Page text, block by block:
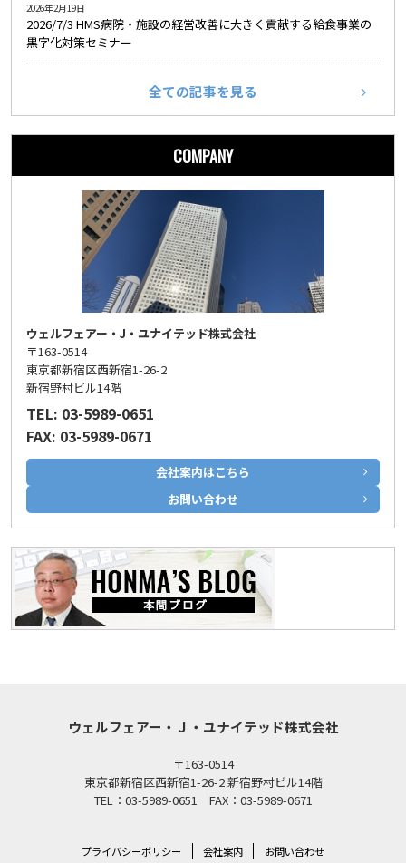
2026/7/3 HMS病院・施設の経営改善に大きく貢献する給食事業の
黒字化対策セミナー
2026年2月19日
全ての記事を見る
COMPANY
ウェルフェアー・J・ユナイテッド株式会社
〒163-0514
東京都新宿区西新宿1-26-2
新宿野村ビル14階
TEL: 03-5989-0651
FAX: 03-5989-0671
会社案内はこちら
お問い合わせ
ウェルフェアー・Ｊ・ユナイテッド株式会社
〒163-0514
東京都新宿区西新宿1-26-2 新宿野村ビル14階
TEL：03-5989-0651 FAX：03-5989-0671
プライバシーポリシー 会社案内 お問い合わせ